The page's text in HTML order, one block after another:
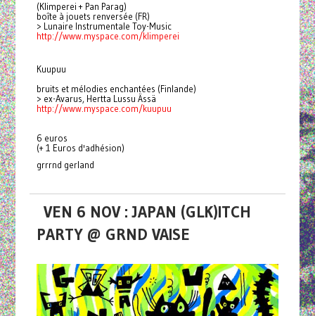
(Klimperei + Pan Parag)
boîte à jouets renversée (FR)
> Lunaire Instrumentale Toy-Music
http://www.myspace.com/klimperei
Kuupuu
bruits et mélodies enchantées (Finlande)
> ex-Avarus, Hertta Lussu Ässä
http://www.myspace.com/kuupuu
6 euros
(+ 1 Euros d'adhésion)
grrrnd gerland
VEN 6 NOV : JAPAN (GLK)ITCH
PARTY @ GRND VAISE